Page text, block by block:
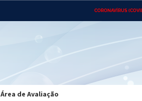
CORONAVÍRUS
Ministério do Desenvolvimento
Regional
Área de Avaliação